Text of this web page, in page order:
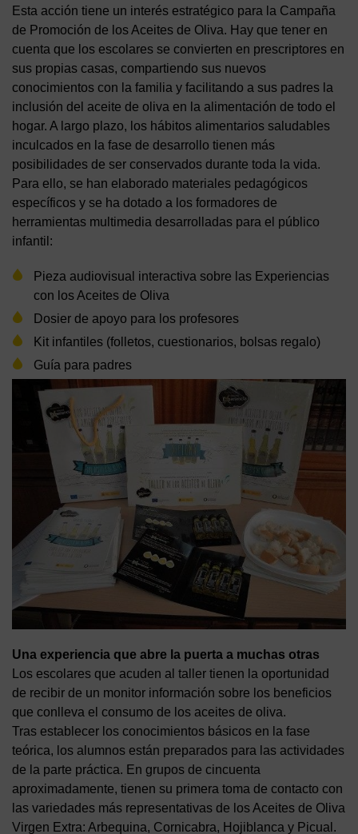
Esta acción tiene un interés estratégico para la Campaña
de Promoción de los Aceites de Oliva. Hay que tener en
cuenta que los escolares se convierten en prescriptores en
sus propias casas, compartiendo sus nuevos
conocimientos con la familia y facilitando a sus padres la
inclusión del aceite de oliva en la alimentación de todo el
hogar. A largo plazo, los hábitos alimentarios saludables
inculcados en la fase de desarrollo tienen más
posibilidades de ser conservados durante toda la vida.
Para ello, se han elaborado materiales pedagógicos
específicos y se ha dotado a los formadores de
herramientas multimedia desarrolladas para el público
infantil:
Pieza audiovisual interactiva sobre las Experiencias
con los Aceites de Oliva
Dosier de apoyo para los profesores
Kit infantiles (folletos, cuestionarios, bolsas regalo)
Guía para padres
Una experiencia que abre la puerta a muchas otras
Los escolares que acuden al taller tienen la oportunidad
de recibir de un monitor información sobre los beneficios
que conlleva el consumo de los aceites de oliva.
Tras establecer los conocimientos básicos en la fase
teórica, los alumnos están preparados para las actividades
de la parte práctica. En grupos de cincuenta
aproximadamente, tienen su primera toma de contacto con
las variedades más representativas de los Aceites de Oliva
Virgen Extra: Arbequina, Cornicabra, Hojiblanca y Picual.